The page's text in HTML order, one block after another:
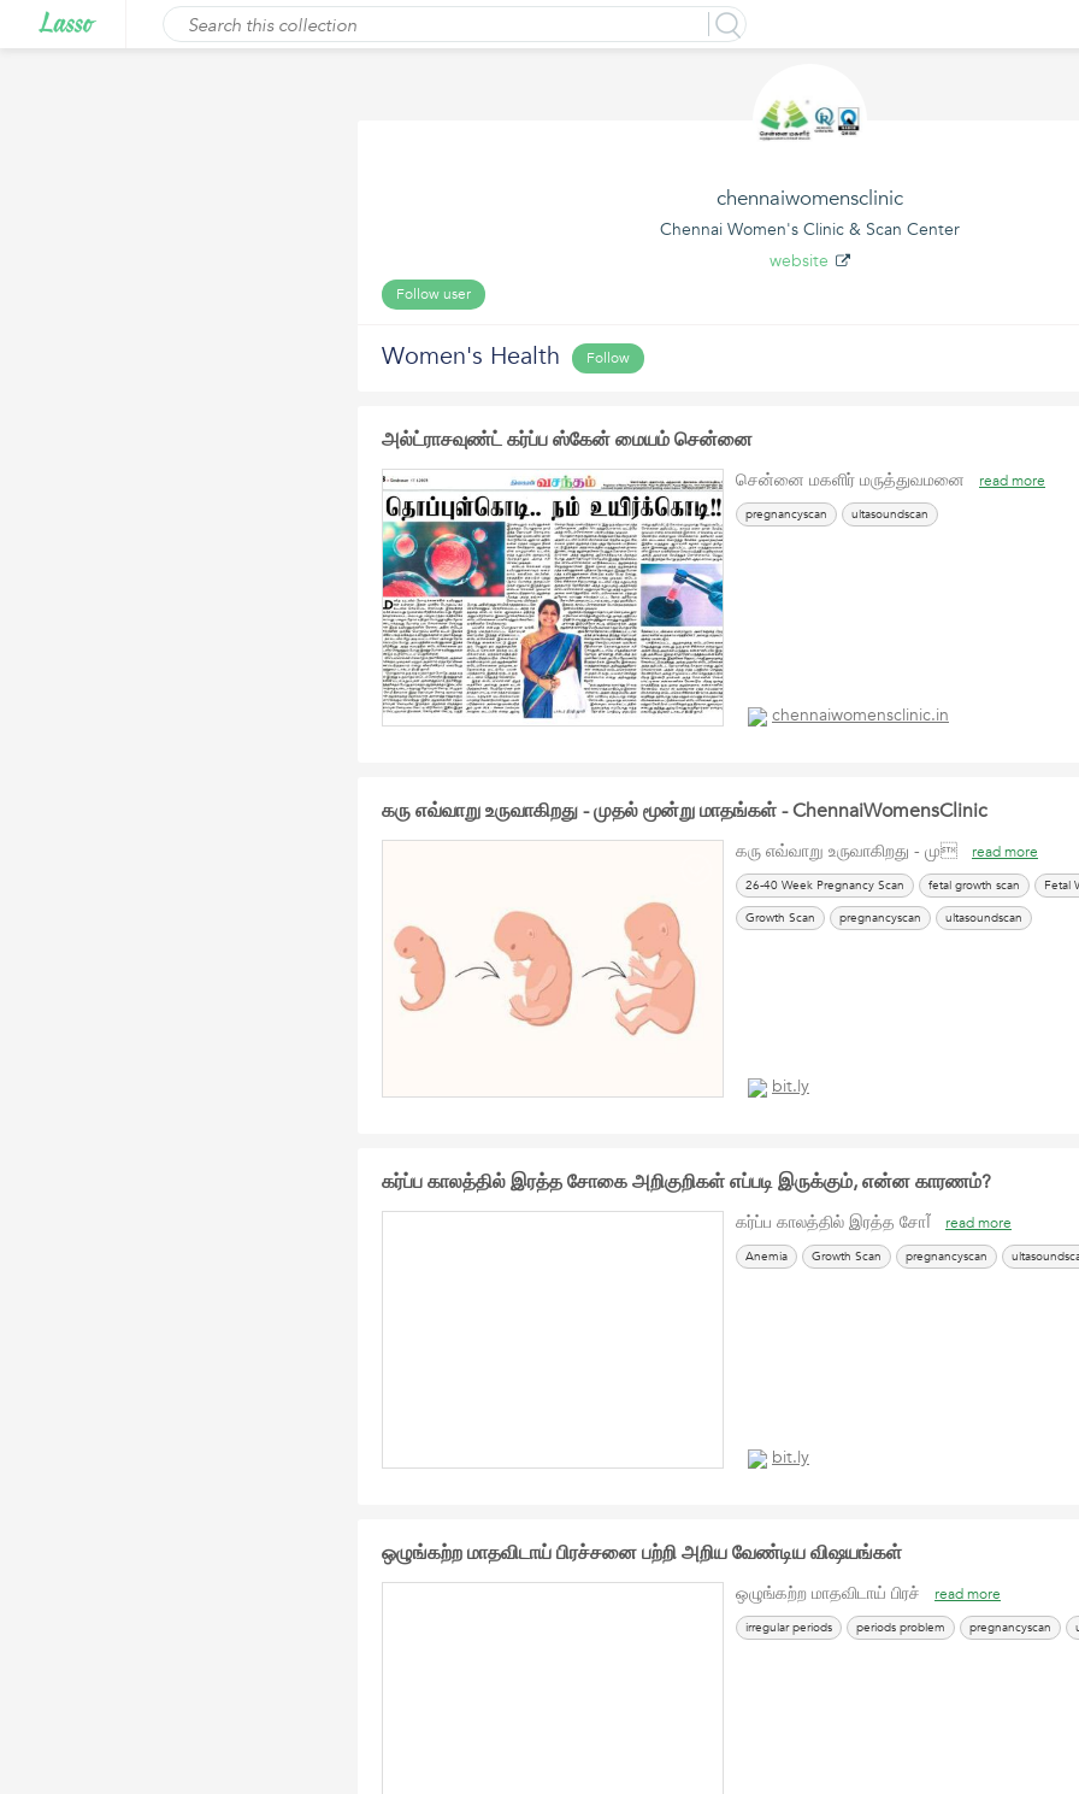
chennaiwomensclinic
Chennai Women's Clinic & Scan Center
website
Follow user
Women's Health Follow
அல்ட்ராசவுண்ட் கர்ப்ப ஸ்கேன் மையம் சென்னை
சென்னை மகளிர் மருத்துவமனை read more
pregnancyscan ultasoundscan
chennaiwomensclinic.in
கரு எவ்வாறு உருவாகிறது - முதல் மூன்று மாதங்கள் - ChennaiWomensClinic
கரு எவ்வாறு உருவாகிறது - மு read more
26-40 Week Pregnancy Scan fetal growth scan
Fetal
Growth Scan
pregnancyscan ultasoundscan
bit.ly
கர்ப்ப காலத்தில் இரத்த சோகை அறிகுறிகள் எப்படி இருக்கும், என்ன காரணம்?
கர்ப்ப காலத்தில் இரத்த சோĨ read more
Anemia Growth Scan pregnancyscan
bit.ly
ஒழுங்கற்ற மாதவிடாய் பிரச்சனை பற்றி அறிய வேண்டிய விஷயங்கள்
ஒழுங்கற்ற மாதவிடாய் பிரச் read more
irregular periods periods problem pregnancyscan